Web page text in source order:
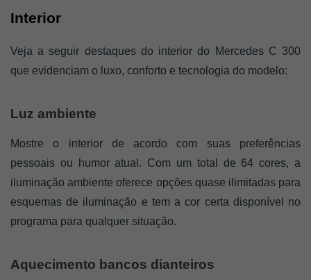
Interior
Veja a seguir destaques do interior do Mercedes C 300
que evidenciam o luxo, conforto e tecnologia do modelo:
Luz ambiente
Mostre o interior de acordo com suas preferências
pessoais ou humor atual. Com um total de 64 cores, a
iluminação ambiente oferece opções quase ilimitadas para
esquemas de iluminação e tem a cor certa disponível no
programa para qualquer situação.
Aquecimento bancos dianteiros